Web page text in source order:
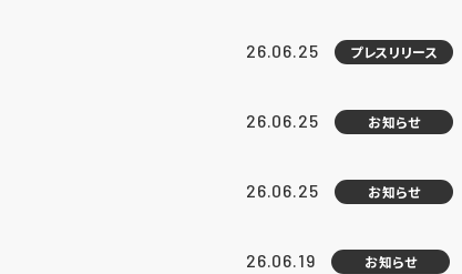
26.06.25 プレスリリース
26.06.25 お知らせ
26.06.25 お知らせ
26.06.19 お知らせ